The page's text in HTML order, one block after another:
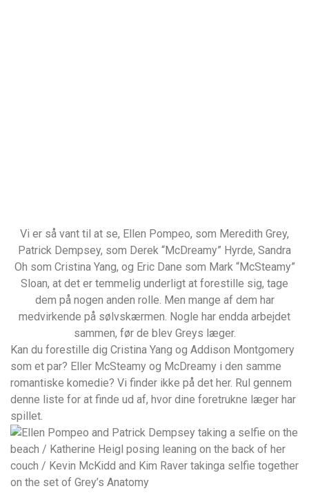
Vi er så vant til at se, Ellen Pompeo, som Meredith Grey,
Patrick Dempsey, som Derek “McDreamy” Hyrde, Sandra
Oh som Cristina Yang, og Eric Dane som Mark “McSteamy”
Sloan, at det er temmelig underligt at forestille sig, tage
dem på nogen anden rolle. Men mange af dem har
medvirkende på sølvskærmen. Nogle har endda arbejdet
sammen, før de blev Greys læger.
Kan du forestille dig Cristina Yang og Addison Montgomery
som et par? Eller McSteamy og McDreamy i den samme
romantiske komedie? Vi finder ikke på det her. Rul gennem
denne liste for at finde ud af, hvor dine foretrukne læger har
spillet.